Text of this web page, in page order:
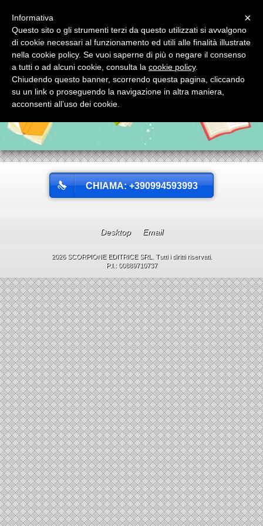
SCORPIONE EDITRICE SRL
SCORPIONE EDITRICE SRL via Mignogna, 1 - tel. 0994593993 74123
TARANTO (Italy)
CHIAMA: +390994593993
Desktop Email
2026 SCORPIONE EDITRICE SRL. Tutti i diritti riservati.
P.I.: 00889710737
×
Informativa
Questo sito o gli strumenti terzi da questo utilizzati si avvalgono
di cookie necessari al funzionamento ed utili alle finalità illustrate
nella cookie policy. Se vuoi saperne di più o negare il consenso
a tutti o ad alcuni cookie, consulta la cookie policy.
Chiudendo questo banner, scorrendo questa pagina, cliccando
su un link o proseguendo la navigazione in altra maniera,
acconsenti all’uso dei cookie.